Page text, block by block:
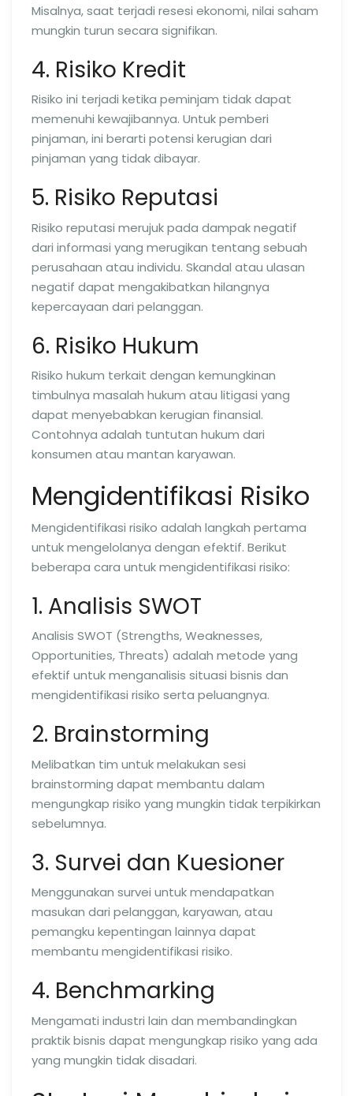
Misalnya, saat terjadi resesi ekonomi, nilai saham
mungkin turun secara signifikan.
4. Risiko Kredit
Risiko ini terjadi ketika peminjam tidak dapat
memenuhi kewajibannya. Untuk pemberi
pinjaman, ini berarti potensi kerugian dari
pinjaman yang tidak dibayar.
5. Risiko Reputasi
Risiko reputasi merujuk pada dampak negatif
dari informasi yang merugikan tentang sebuah
perusahaan atau individu. Skandal atau ulasan
negatif dapat mengakibatkan hilangnya
kepercayaan dari pelanggan.
6. Risiko Hukum
Risiko hukum terkait dengan kemungkinan
timbulnya masalah hukum atau litigasi yang
dapat menyebabkan kerugian finansial.
Contohnya adalah tuntutan hukum dari
konsumen atau mantan karyawan.
Mengidentifikasi Risiko
Mengidentifikasi risiko adalah langkah pertama
untuk mengelolanya dengan efektif. Berikut
beberapa cara untuk mengidentifikasi risiko:
1. Analisis SWOT
Analisis SWOT (Strengths, Weaknesses,
Opportunities, Threats) adalah metode yang
efektif untuk menganalisis situasi bisnis dan
mengidentifikasi risiko serta peluangnya.
2. Brainstorming
Melibatkan tim untuk melakukan sesi
brainstorming dapat membantu dalam
mengungkap risiko yang mungkin tidak terpikirkan
sebelumnya.
3. Survei dan Kuesioner
Menggunakan survei untuk mendapatkan
masukan dari pelanggan, karyawan, atau
pemangku kepentingan lainnya dapat
membantu mengidentifikasi risiko.
4. Benchmarking
Mengamati industri lain dan membandingkan
praktik bisnis dapat mengungkap risiko yang ada
yang mungkin tidak disadari.